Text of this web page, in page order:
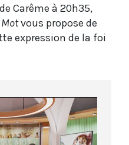
Carême à 20h35,
vous propose de
expression de la foi